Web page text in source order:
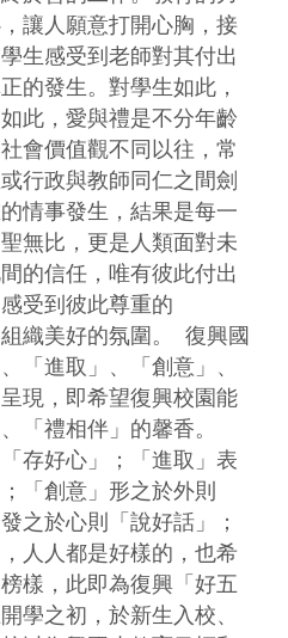
讓人願意打開心胸，接
生感受到老師對其付出
的發生。對學生如此，
此，愛與禮是不分年齡
會價值觀不同以往，常
行政與教師同仁之間劍
情事發生，結果是每一
無比，更是人類面對未
的信任，唯有彼此付出
受到彼此尊重的
織美好的氛圍。  復興國
「進取」、「創意」、
現，即希望復興校園能
「禮相伴」的馨香。
存好心」；「進取」表
「創意」形之於外則
之於心則「說好話」；
人人都是好樣的，也希
樣，此即為復興「好五
學之初，於新生入校、